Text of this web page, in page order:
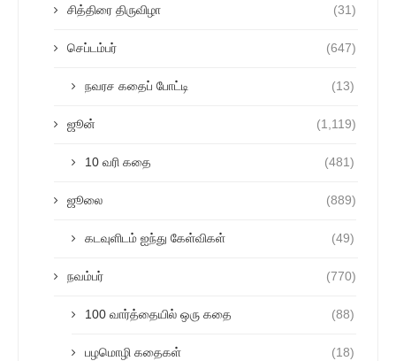
சித்திரை திருவிழா (31)
செப்டம்பர் (647)
நவரச கதைப் போட்டி (13)
ஜூன் (1,119)
10 வரி கதை (481)
ஜூலை (889)
கடவுளிடம் ஐந்து கேள்விகள் (49)
நவம்பர் (770)
100 வார்த்தையில் ஒரு கதை (88)
பழமொழி கதைகள் (18)